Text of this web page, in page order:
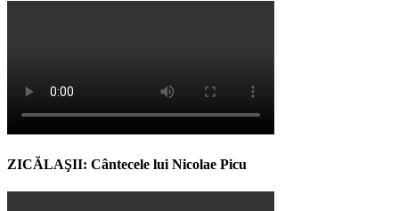
ZICĂLAŞII: Cântecele lui Nicolae Picu